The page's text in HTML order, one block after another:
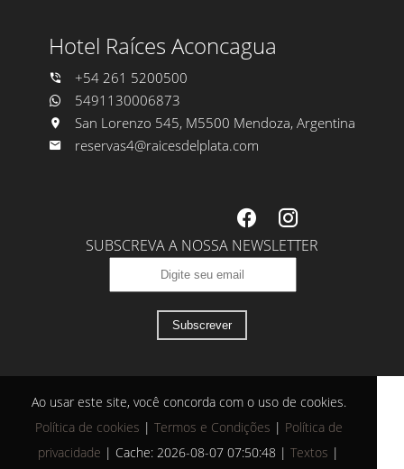
Hotel Raíces Aconcagua
+54 261 5200500
5491130006873
San Lorenzo 545, M5500 Mendoza, Argentina
reservas4@raicesdelplata.com
SUBSCREVA A NOSSA NEWSLETTER
Subscrever
Ao usar este site, você concorda com o uso de cookies.
Política de cookies | Termos e Condições | Política de
privacidade | Cache: 2026-08-07 07:50:48 | Textos |